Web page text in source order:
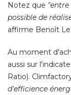
Notez que "entre
possible de
affirme Benoît
Au moment
aussi sur
Ratio).
d'efficience